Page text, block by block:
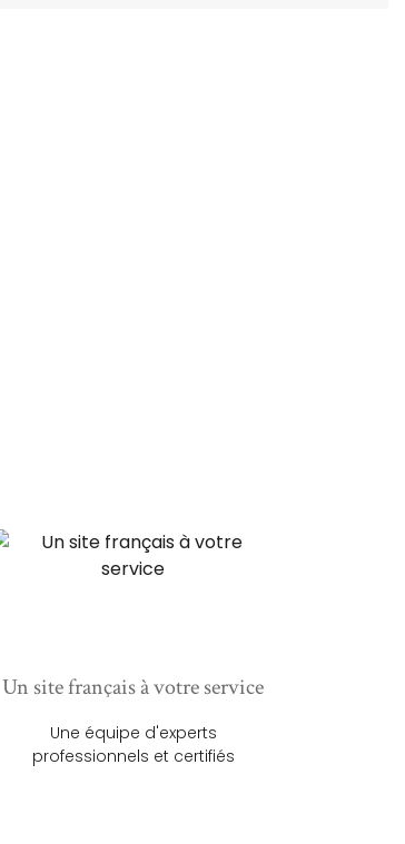
Un site français à votre service
Une équipe d'experts
professionnels et certifiés